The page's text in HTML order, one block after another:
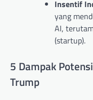
Insentif
yang
AI,
(startup).
5 Dampak
Trump